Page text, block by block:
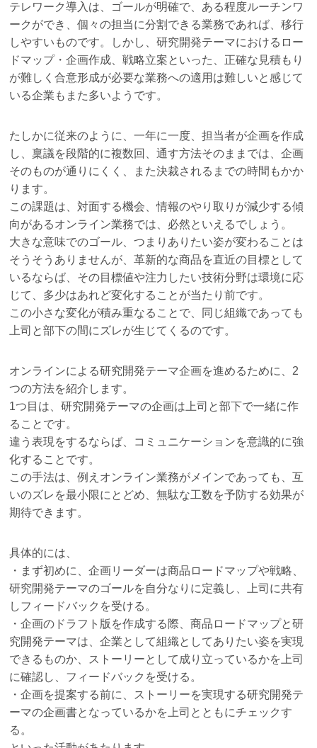
テレワーク導入は、ゴールが明確で、ある程度ルーチンワ
ークができ、個々の担当に分割できる業務であれば、移行
しやすいものです。しかし、研究開発テーマにおけるロー
ドマップ・企画作成、戦略立案といった、正確な見積もり
が難しく合意形成が必要な業務への適用は難しいと感じて
いる企業もまた多いようです。
たしかに従来のように、一年に一度、担当者が企画を作成
し、稟議を段階的に複数回、通す方法そのままでは、企画
そのものが通りにくく、また決裁されるまでの時間もかか
ります。
この課題は、対面する機会、情報のやり取りが減少する傾
向があるオンライン業務では、必然といえるでしょう。
大きな意味でのゴール、つまりありたい姿が変わることは
そうそうありませんが、革新的な商品を直近の目標として
いるならば、その目標値や注力したい技術分野は環境に応
じて、多少はあれど変化することが当たり前です。
この小さな変化が積み重なることで、同じ組織であっても
上司と部下の間にズレが生じてくるのです。
オンラインによる研究開発テーマ企画を進めるために、2
つの方法を紹介します。
1つ目は、研究開発テーマの企画は上司と部下で一緒に作
ることです。
違う表現をするならば、コミュニケーションを意識的に強
化することです。
この手法は、例えオンライン業務がメインであっても、互
いのズレを最小限にとどめ、無駄な工数を予防する効果が
期待できます。
具体的には、
・まず初めに、企画リーダーは商品ロードマップや戦略、
研究開発テーマのゴールを自分なりに定義し、上司に共有
しフィードバックを受ける。
・企画のドラフト版を作成する際、商品ロードマップと研
究開発テーマは、企業として組織としてありたい姿を実現
できるものか、ストーリーとして成り立っているかを上司
に確認し、フィードバックを受ける。
・企画を提案する前に、ストーリーを実現する研究開発テ
ーマの企画書となっているかを上司とともにチェックす
る。